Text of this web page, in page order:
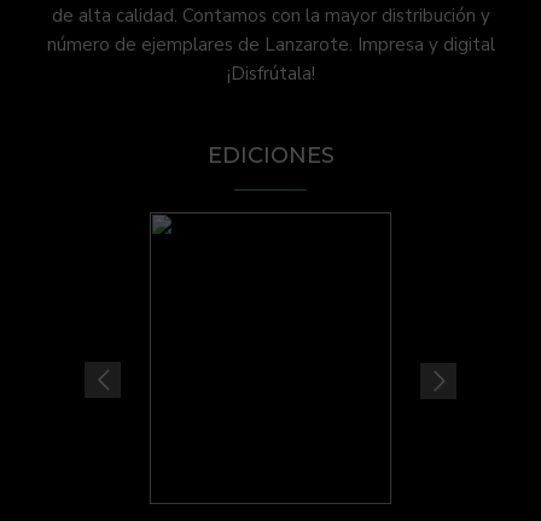
de alta calidad. Contamos con la mayor distribución y
número de ejemplares de Lanzarote. Impresa y digital
¡Disfrútala!
EDICIONES